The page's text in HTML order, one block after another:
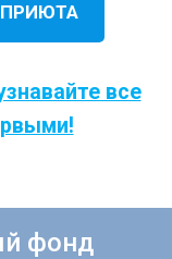
все
фонд